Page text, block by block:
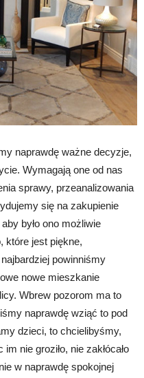
naprawdę ważne decyzje,
Wymagają one od nas
sprawy, przeanalizowania
się na zakupienie
było ono możliwie
które jest piękne,
powinniśmy
nowe mieszkanie
Wbrew pozorom ma to
naprawdę wziąć to pod
dzieci, to chcielibyśmy,
nie groziło, nie zakłócało
w naprawdę spokojnej